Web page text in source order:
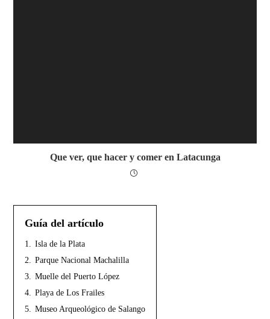
Que ver, que hacer y comer en Latacunga
Guía del artículo
1.
Isla de la Plata
2.
Parque Nacional Machalilla
3.
Muelle del Puerto López
4.
Playa de Los Frailes
5.
Museo Arqueológico de Salango